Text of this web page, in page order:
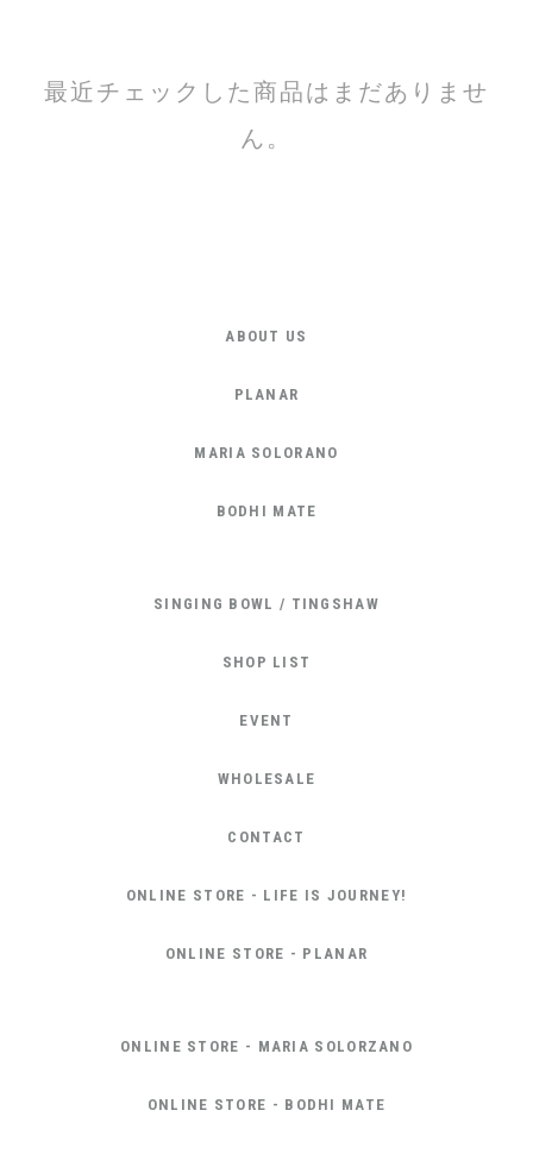
最近チェックした商品はまだありませ
ん。
ABOUT US
PLANAR
MARIA SOLORANO
BODHI MATE
SINGING BOWL / TINGSHAW
SHOP LIST
EVENT
WHOLESALE
CONTACT
ONLINE STORE - LIFE IS JOURNEY!
ONLINE STORE - PLANAR
ONLINE STORE - MARIA SOLORZANO
ONLINE STORE - BODHI MATE